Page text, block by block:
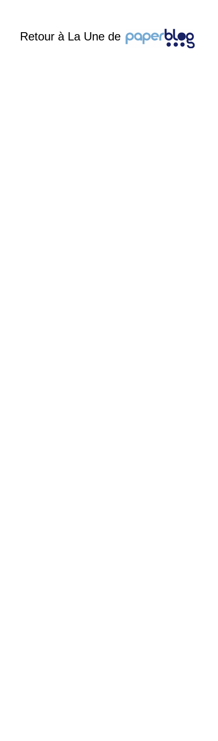
Retour à La Une de